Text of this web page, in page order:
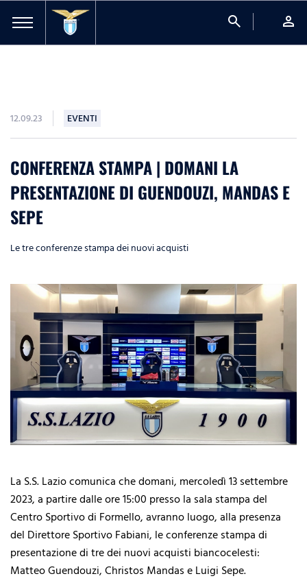
search person
12.09.23 EVENTI
CONFERENZA STAMPA | DOMANI LA
PRESENTAZIONE DI GUENDOUZI, MANDAS E
SEPE
Le tre conferenze stampa dei nuovi acquisti
La S.S. Lazio comunica che domani, mercoledì 13 settembre
2023, a partire dalle ore 15:00 presso la sala stampa del
Centro Sportivo di Formello, avranno luogo, alla presenza
del Direttore Sportivo Fabiani, le conferenze stampa di
presentazione di tre dei nuovi acquisti biancocelesti:
Matteo Guendouzi, Christos Mandas e Luigi Sepe.